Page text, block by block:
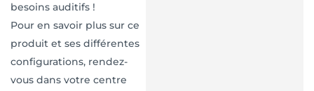
besoins auditifs !
Pour en savoir plus sur ce
produit et ses différentes
configurations, rendez-
vous dans votre centre